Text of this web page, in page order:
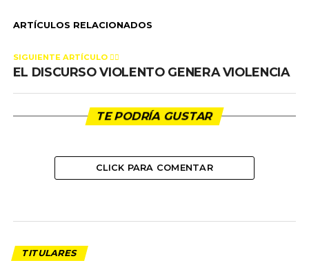
ARTÍCULOS RELACIONADOS
SIGUIENTE ARTÍCULO 👈🏻
EL DISCURSO VIOLENTO GENERA VIOLENCIA
TE PODRÍA GUSTAR
CLICK PARA COMENTAR
TITULARES